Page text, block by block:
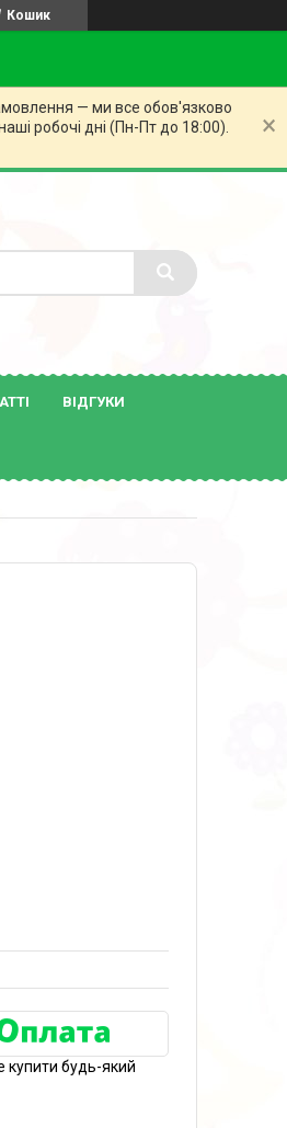
Кошик
— ми все обов'язково
робочі дні (Пн-Пт до 18:00).
ВІДГУКИ
купити будь-який